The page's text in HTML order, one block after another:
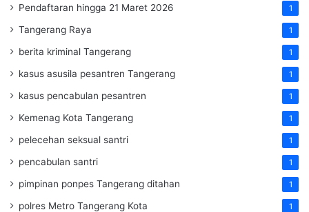
Pendaftaran hingga 21 Maret 2026 1
Tangerang Raya 1
berita kriminal Tangerang 1
kasus asusila pesantren Tangerang 1
kasus pencabulan pesantren 1
Kemenag Kota Tangerang 1
pelecehan seksual santri 1
pencabulan santri 1
pimpinan ponpes Tangerang ditahan 1
polres Metro Tangerang Kota 1